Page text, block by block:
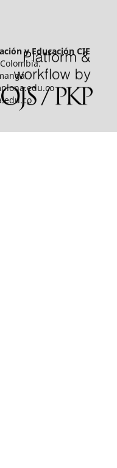
y Educación CIE